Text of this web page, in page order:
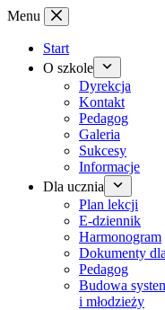
Przejdź
treści
Menu
Start
O szkole
Dyrekcja
Kontakt
Pedagog
Galeria
Sukcesy
Informacje
Dla ucznia
Plan lekcji
E-dziennik
Harmonogram
Dokumenty
Pedagog
Budowa
i młodzieży